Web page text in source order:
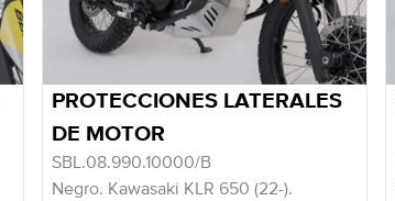
PROTECCIONES LATERALES
DE MOTOR
SBL.08.990.10000/B
Negro. Kawasaki KLR 650 (22-).